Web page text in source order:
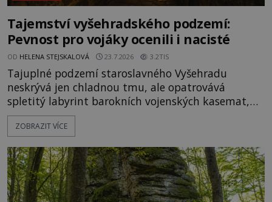
Tajemství vyšehradského podzemí:
Pevnost pro vojáky ocenili i nacisté
OD HELENA STEJSKALOVÁ 23.7.2026 3.2TIS
Tajuplné podzemí staroslavného Vyšehradu
neskrývá jen chladnou tmu, ale opatrovává
spletitý labyrint barokních vojenských kasemat,
zapomenuté chrámy a vzácné národní poklady.
Hluboko uvnitř mohutné skály nad řekou Vltavou
vyhýbá shonu moderní metropole. Místo, ke
kterému se vážou nejstarší české mýty, ve svých
temných útrobách střeží monumentální
ZOBRAZIT VÍCE